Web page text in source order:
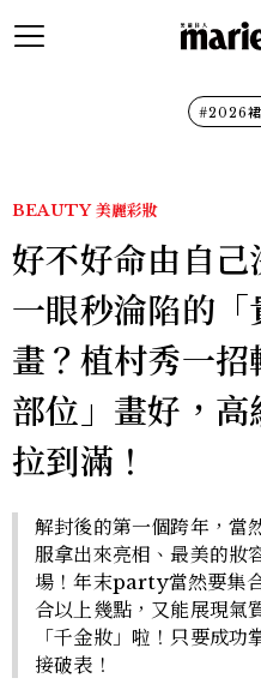
#2026
BEAUTY 美麗彩妝
好不好命由自己
一眼秒淪陷的
畫？植村秀一
部位」畫好，
拉到滿！
解封後的第一個跨年，當
服拿出來亮相、最美的妝
場！年末party當然要集
合以上幾點，又能展現氣
「千金妝」啦！只要成
接破表！